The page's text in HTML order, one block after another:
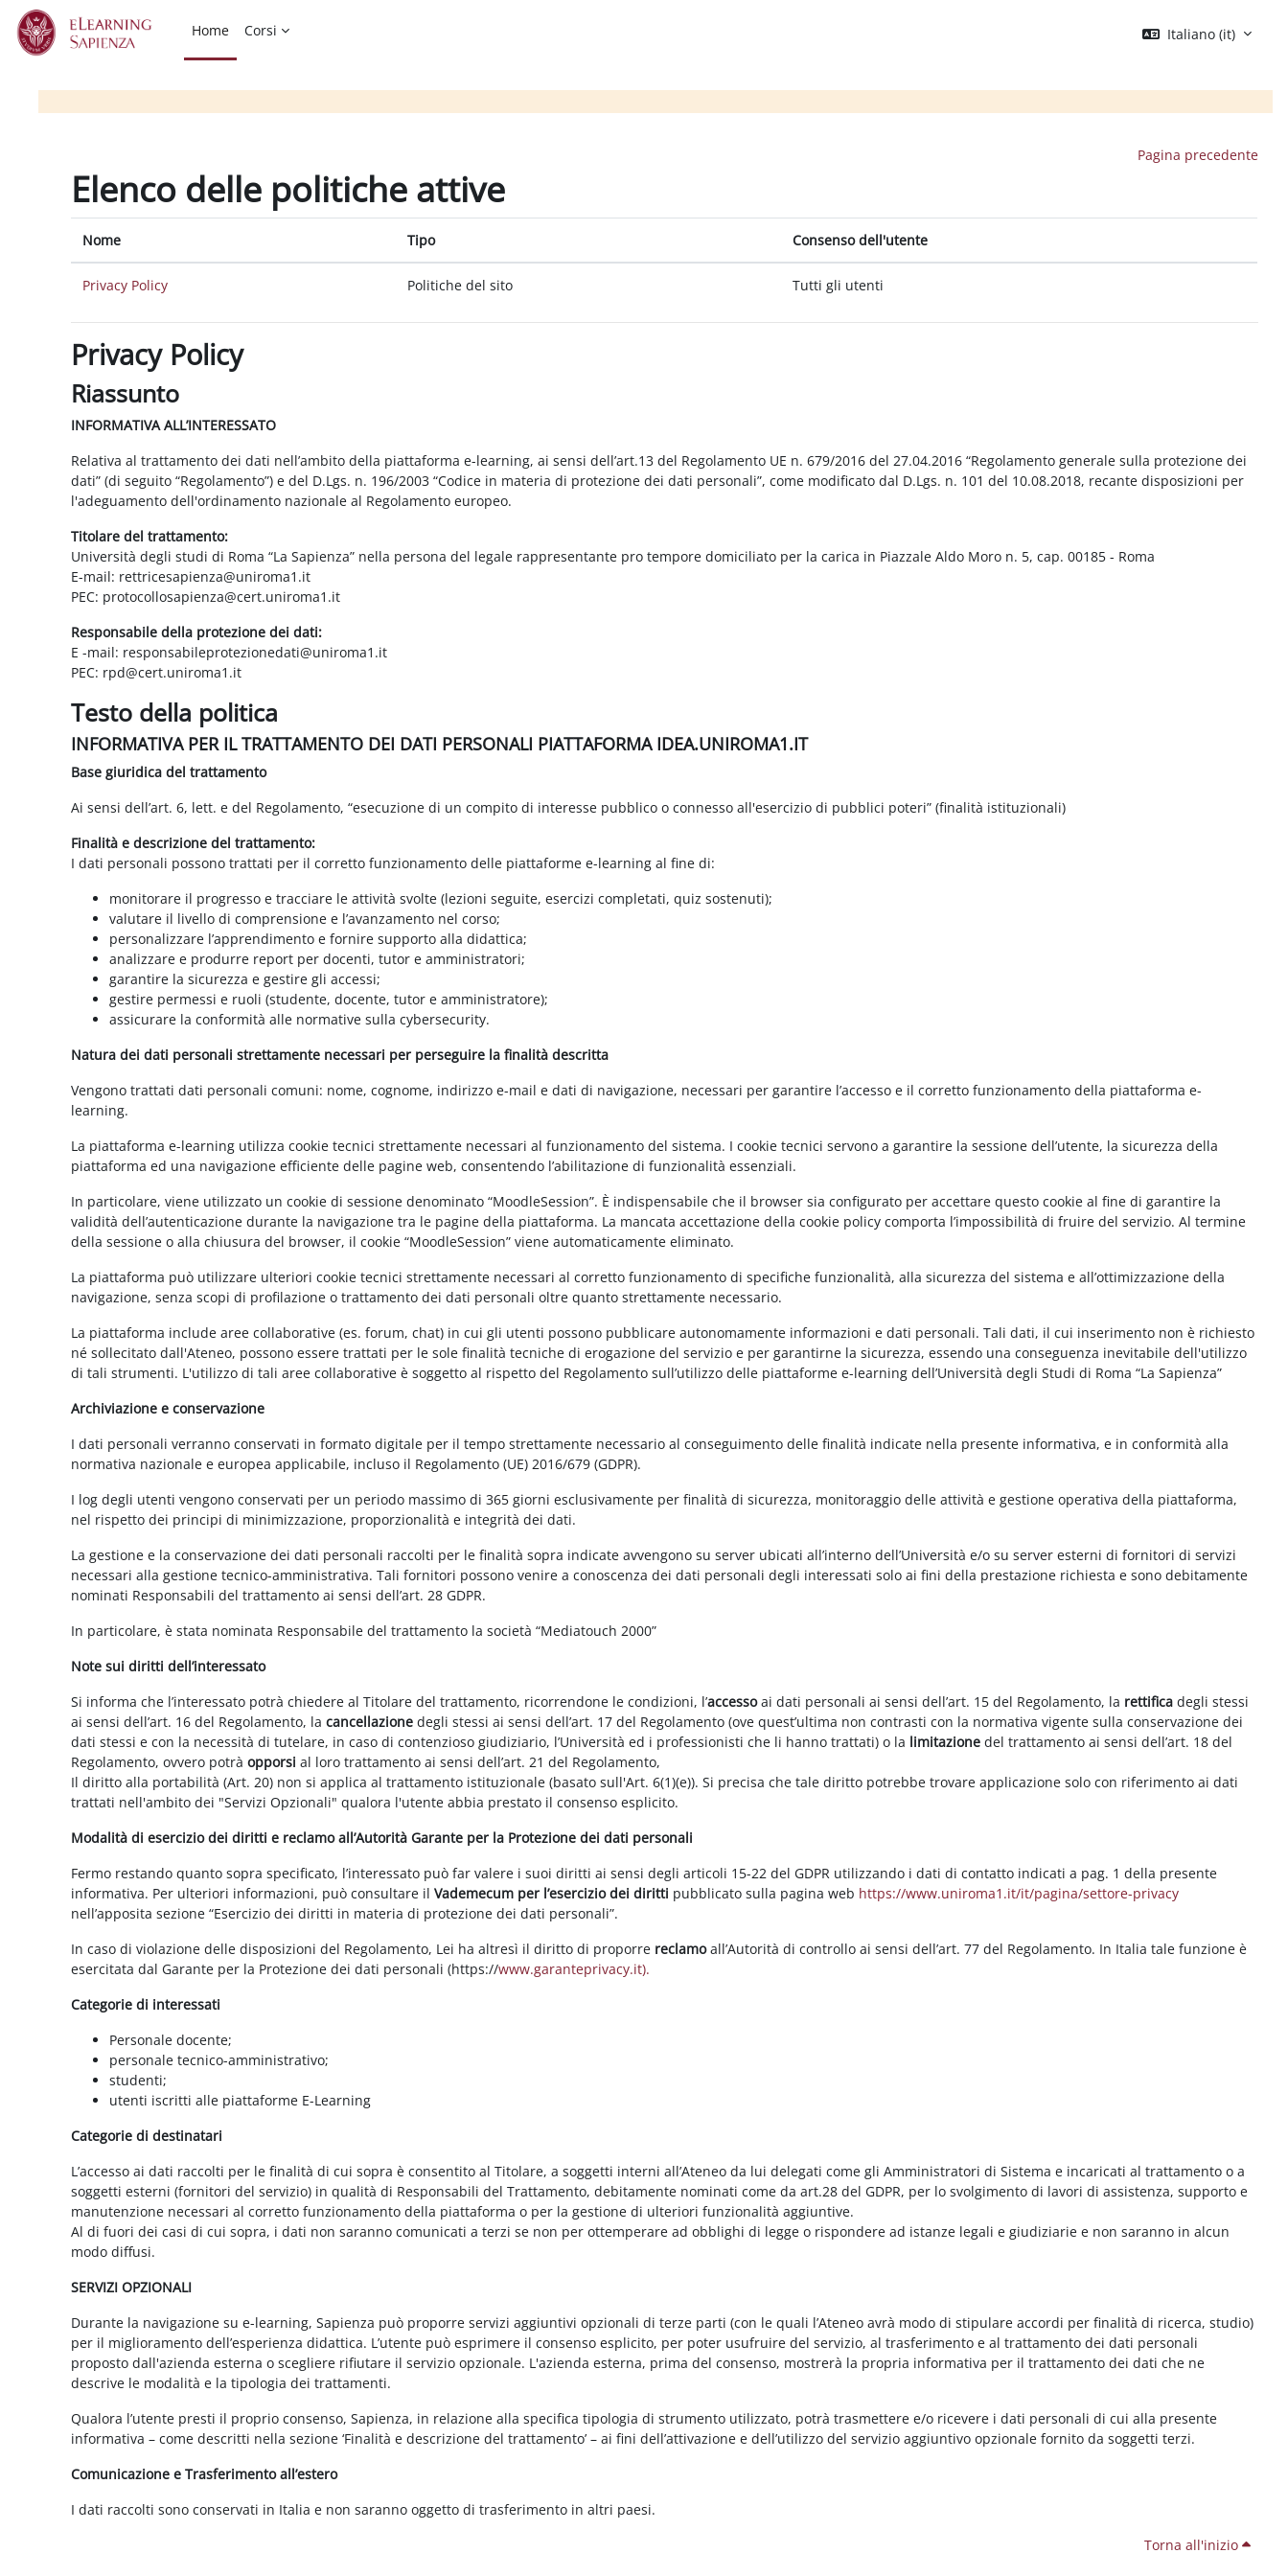
Vai al contenuto principale
Home
Corsi Italiano ‎(it)‎
Pagina precedente
Elenco delle politiche attive
Nome Tipo Consenso dell'utente
Privacy Policy Politiche del sito Tutti gli utenti
Privacy Policy
Riassunto
INFORMATIVA ALL’INTERESSATO
Relativa al trattamento dei dati nell’ambito della piattaforma e-learning, ai sensi dell’art.13 del Regolamento UE n. 679/2016 del 27.04.2016 “Regolamento generale sulla protezione dei
dati” (di seguito “Regolamento”) e del D.Lgs. n. 196/2003 “Codice in materia di protezione dei dati personali”, come modificato dal D.Lgs. n. 101 del 10.08.2018, recante disposizioni per
l'adeguamento dell'ordinamento nazionale al Regolamento europeo.
Titolare del trattamento:
Università degli studi di Roma “La Sapienza” nella persona del legale rappresentante pro tempore domiciliato per la carica in Piazzale Aldo Moro n. 5, cap. 00185 - Roma
E-mail: rettricesapienza@uniroma1.it
PEC: protocollosapienza@cert.uniroma1.it
Responsabile della protezione dei dati:
E -mail: responsabileprotezionedati@uniroma1.it
PEC: rpd@cert.uniroma1.it
Testo della politica
INFORMATIVA PER IL TRATTAMENTO DEI DATI PERSONALI PIATTAFORMA IDEA.UNIROMA1.IT
Base giuridica del trattamento
Ai sensi dell’art. 6, lett. e del Regolamento, “esecuzione di un compito di interesse pubblico o connesso all'esercizio di pubblici poteri” (finalità istituzionali)
Finalità e descrizione del trattamento:
I dati personali possono trattati per il corretto funzionamento delle piattaforme e-learning al fine di:
monitorare il progresso e tracciare le attività svolte (lezioni seguite, esercizi completati, quiz sostenuti);
valutare il livello di comprensione e l’avanzamento nel corso;
personalizzare l’apprendimento e fornire supporto alla didattica;
analizzare e produrre report per docenti, tutor e amministratori;
garantire la sicurezza e gestire gli accessi;
gestire permessi e ruoli (studente, docente, tutor e amministratore);
assicurare la conformità alle normative sulla cybersecurity.
Natura dei dati personali strettamente necessari per perseguire la finalità descritta
Vengono trattati dati personali comuni: nome, cognome, indirizzo e-mail e dati di navigazione, necessari per garantire l’accesso e il corretto funzionamento della piattaforma e-
learning.
La piattaforma e-learning utilizza cookie tecnici strettamente necessari al funzionamento del sistema. I cookie tecnici servono a garantire la sessione dell’utente, la sicurezza della
piattaforma ed una navigazione efficiente delle pagine web, consentendo l’abilitazione di funzionalità essenziali.
In particolare, viene utilizzato un cookie di sessione denominato “MoodleSession”. È indispensabile che il browser sia configurato per accettare questo cookie al fine di garantire la
validità dell’autenticazione durante la navigazione tra le pagine della piattaforma. La mancata accettazione della cookie policy comporta l’impossibilità di fruire del servizio. Al termine
della sessione o alla chiusura del browser, il cookie “MoodleSession” viene automaticamente eliminato.
La piattaforma può utilizzare ulteriori cookie tecnici strettamente necessari al corretto funzionamento di specifiche funzionalità, alla sicurezza del sistema e all’ottimizzazione della
navigazione, senza scopi di profilazione o trattamento dei dati personali oltre quanto strettamente necessario.
La piattaforma include aree collaborative (es. forum, chat) in cui gli utenti possono pubblicare autonomamente informazioni e dati personali. Tali dati, il cui inserimento non è richiesto
né sollecitato dall'Ateneo, possono essere trattati per le sole finalità tecniche di erogazione del servizio e per garantirne la sicurezza, essendo una conseguenza inevitabile dell'utilizzo
di tali strumenti. L'utilizzo di tali aree collaborative è soggetto al rispetto del Regolamento sull’utilizzo delle piattaforme e-learning dell’Università degli Studi di Roma “La Sapienza”
Archiviazione e conservazione
I dati personali verranno conservati in formato digitale per il tempo strettamente necessario al conseguimento delle finalità indicate nella presente informativa, e in conformità alla
normativa nazionale e europea applicabile, incluso il Regolamento (UE) 2016/679 (GDPR).
I log degli utenti vengono conservati per un periodo massimo di 365 giorni esclusivamente per finalità di sicurezza, monitoraggio delle attività e gestione operativa della piattaforma,
nel rispetto dei principi di minimizzazione, proporzionalità e integrità dei dati.
La gestione e la conservazione dei dati personali raccolti per le finalità sopra indicate avvengono su server ubicati all’interno dell’Università e/o su server esterni di fornitori di servizi
necessari alla gestione tecnico-amministrativa. Tali fornitori possono venire a conoscenza dei dati personali degli interessati solo ai fini della prestazione richiesta e sono debitamente
nominati Responsabili del trattamento ai sensi dell’art. 28 GDPR.
In particolare, è stata nominata Responsabile del trattamento la società “Mediatouch 2000”
Note sui diritti dell’interessato
Si informa che l’interessato potrà chiedere al Titolare del trattamento, ricorrendone le condizioni, l’accessoai dati personali ai sensi dell’art. 15 del Regolamento, la rettificadegli stessi
ai sensi dell’art. 16 del Regolamento, lacancellazione degli stessi ai sensi dell’art. 17 del Regolamento (ove quest’ultima non contrasti con la normativa vigente sulla conservazione dei
dati stessi e con la necessità di tutelare, in caso di contenzioso giudiziario, l’Università ed i professionisti che li hanno trattati) o la limitazione del trattamento ai sensi dell’art. 18 del
Regolamento, ovvero potràopporsi al loro trattamento ai sensi dell’art. 21 del Regolamento,
Il diritto alla portabilità (Art. 20) non si applica al trattamento istituzionale (basato sull'Art. 6(1)(e)). Si precisa che tale diritto potrebbe trovare applicazione solo con riferimento ai dati
trattati nell'ambito dei "Servizi Opzionali" qualora l'utente abbia prestato il consenso esplicito.
Modalità di esercizio dei diritti e reclamo all’Autorità Garante per la Protezione dei dati personali
Fermo restando quanto sopra specificato, l’interessato può far valere i suoi diritti ai sensi degli articoli 15-22 del GDPR utilizzando i dati di contatto indicati a pag. 1 della presente
informativa. Per ulteriori informazioni, può consultare ilVademecum per l’esercizio dei diritti pubblicato sulla pagina web https://www.uniroma1.it/it/pagina/settore-privacy
nell’apposita sezione “Esercizio dei diritti in materia di protezione dei dati personali”.
In caso di violazione delle disposizioni del Regolamento, Lei ha altresì il diritto di proporre reclamoall’Autorità di controllo ai sensi dell’art. 77 del Regolamento. In Italia tale funzione è
esercitata dal Garante per la Protezione dei dati personali (https://www.garanteprivacy.it).
Categorie di interessati
Personale docente;
personale tecnico-amministrativo;
studenti;
utenti iscritti alle piattaforme E-Learning
Categorie di destinatari
L’accesso ai dati raccolti per le finalità di cui sopra è consentito al Titolare, a soggetti interni all’Ateneo da lui delegati come gli Amministratori di Sistema e incaricati al trattamento o a
soggetti esterni (fornitori del servizio) in qualità di Responsabili del Trattamento, debitamente nominati come da art.28 del GDPR, per lo svolgimento di lavori di assistenza, supporto e
manutenzione necessari al corretto funzionamento della piattaforma o per la gestione di ulteriori funzionalità aggiuntive.
Al di fuori dei casi di cui sopra, i dati non saranno comunicati a terzi se non per ottemperare ad obblighi di legge o rispondere ad istanze legali e giudiziarie e non saranno in alcun
modo diffusi.
SERVIZI OPZIONALI
Durante la navigazione su e-learning, Sapienza può proporre servizi aggiuntivi opzionali di terze parti (con le quali l’Ateneo avrà modo di stipulare accordi per finalità di ricerca, studio)
per il miglioramento dell’esperienza didattica. L’utente può esprimere il consenso esplicito, per poter usufruire del servizio, al trasferimento e al trattamento dei dati personali
proposto dall'azienda esterna o scegliere rifiutare il servizio opzionale. L'azienda esterna, prima del consenso, mostrerà la propria informativa per il trattamento dei dati che ne
descrive le modalità e la tipologia dei trattamenti.
Qualora l’utente presti il proprio consenso, Sapienza, in relazione alla specifica tipologia di strumento utilizzato, potrà trasmettere e/o ricevere i dati personali di cui alla presente
informativa – come descritti nella sezione ‘Finalità e descrizione del trattamento’ – ai fini dell’attivazione e dell’utilizzo del servizio aggiuntivo opzionale fornito da soggetti terzi.
Comunicazione e Trasferimento all’estero
I dati raccolti sono conservati in Italia e non saranno oggetto di trasferimento in altri paesi.
Torna all'inizio